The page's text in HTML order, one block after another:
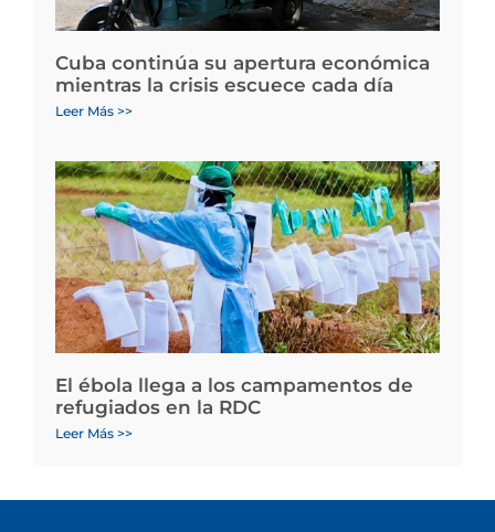
Cuba continúa su apertura económica
mientras la crisis escuece cada día
Leer Más >>
El ébola llega a los campamentos de
refugiados en la RDC
Leer Más >>